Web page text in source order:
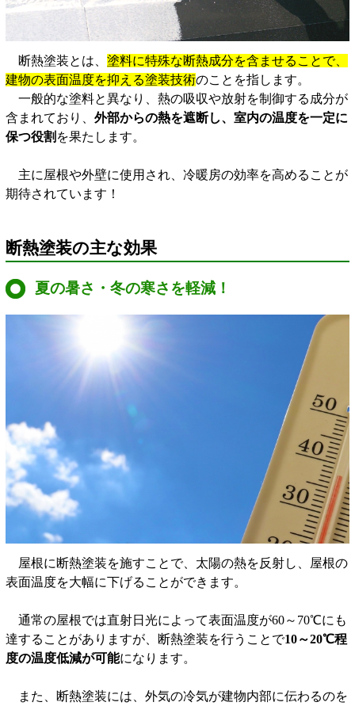
断熱塗装とは、 塗料に特殊な断熱成分を含ませることで、
建物の表面温度を抑える塗装技術のことを指します。
一般的な塗料と異なり、熱の吸収や放射を制御する成分が
含まれており、 外部からの熱を遮断し、室内の温度を一定に
保つ役割 を果たします。
主に屋根や外壁に使用され、冷暖房の効率を高めることが
期待されています！
断熱塗装の主な効果
夏の暑さ・冬の寒さを軽減！
屋根に断熱塗装を施すことで、太陽の熱を反射し、屋根の
表面温度を大幅に下げることができます。
通常の屋根では直射日光によって表面温度が60～70℃にも
達することがありますが、断熱塗装を行うことで10～20℃程
度の温度低減が可能になります。
また、断熱塗装には、外気の冷気が建物内部に伝わるのを